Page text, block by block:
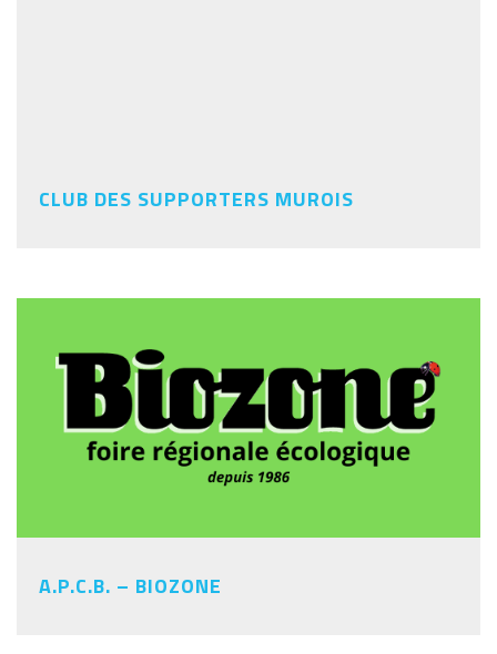
CLUB DES SUPPORTERS MUROIS
A.P.C.B. – BIOZONE